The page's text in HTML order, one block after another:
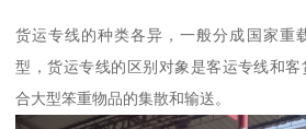
货运专线的种类各异，一般分成国家重
型，货运专线的区别对象是客运专线和
合大型笨重物品的集散和输送。